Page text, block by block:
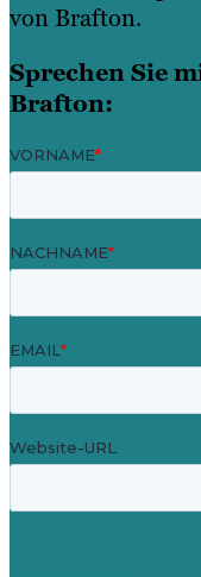
von Brafton.
Sprechen Sie
Brafton: